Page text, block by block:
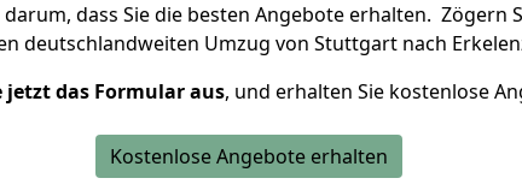
dass Sie die besten Angebote erhalten. Zögern
deutschlandweiten Umzug von Stuttgart nach
jetzt das Formular aus, und erhalten Sie kostenlose
Kostenlose Angebote erhalten